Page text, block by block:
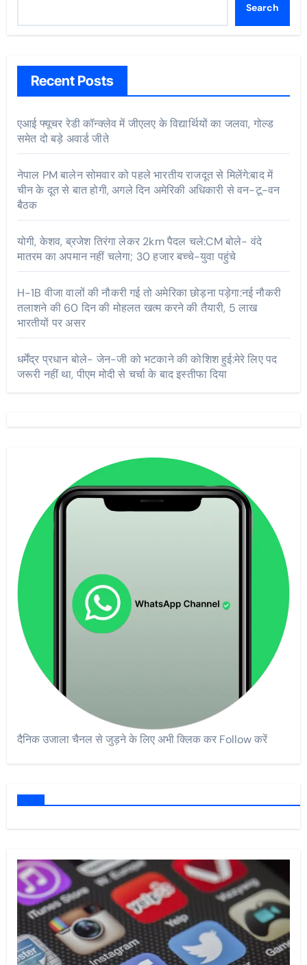
Search
Recent Posts
एआई फ्यूचर रेडी कॉन्क्लेव में जीएलए के विद्यार्थियों का जलवा, गोल्ड
समेत दो बड़े अवार्ड जीते
नेपाल PM बालेन सोमवार को पहले भारतीय राजदूत से मिलेंगे:बाद में
चीन के दूत से बात होगी, अगले दिन अमेरिकी अधिकारी से वन-टू-वन
बैठक
योगी, केशव, ब्रजेश तिरंगा लेकर 2km पैदल चले:CM बोले- वंदे
मातरम का अपमान नहीं चलेगा; 30 हजार बच्चे-युवा पहुंचे
H-1B वीजा वालों की नौकरी गई तो अमेरिका छोड़ना पड़ेगा:नई नौकरी
तलाशने की 60 दिन की मोहलत खत्म करने की तैयारी, 5 लाख
भारतीयों पर असर
धर्मेंद्र प्रधान बोले- जेन-जी को भटकाने की कोशिश हुई:मेरे लिए पद
जरूरी नहीं था, पीएम मोदी से चर्चा के बाद इस्तीफा दिया
दैनिक उजाला चैनल से जुड़ने के लिए अभी क्लिक कर Follow करें